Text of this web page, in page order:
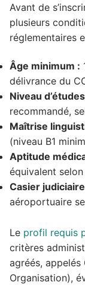
Avant de
plusieurs
réglementaires
Âge minimum :
délivrance du
Niveau
recommandé,
Maîtrise
(niveau B1
Aptitude
équivalent
Casier
aéroportuaire
Le profil requis
critères
agréés, appelés
Organisation),